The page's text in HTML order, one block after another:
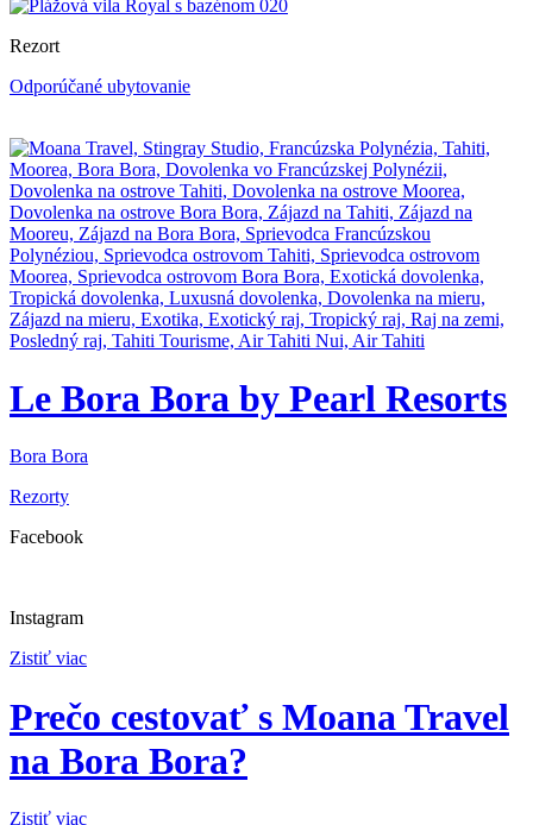
Rezort
Odporúčané ubytovanie
Le Bora Bora by Pearl Resorts
Bora Bora
Rezorty
Facebook
Instagram
Zistiť viac
Prečo cestovať s Moana Travel
na Bora Bora?
Zistiť viac